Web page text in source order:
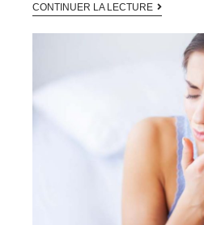
CONTINUER LA LECTURE